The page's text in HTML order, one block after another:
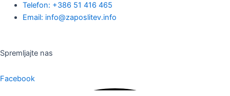
Telefon: +386 51 416 465
Email: info@zaposlitev.info
Spremljajte nas
Facebook